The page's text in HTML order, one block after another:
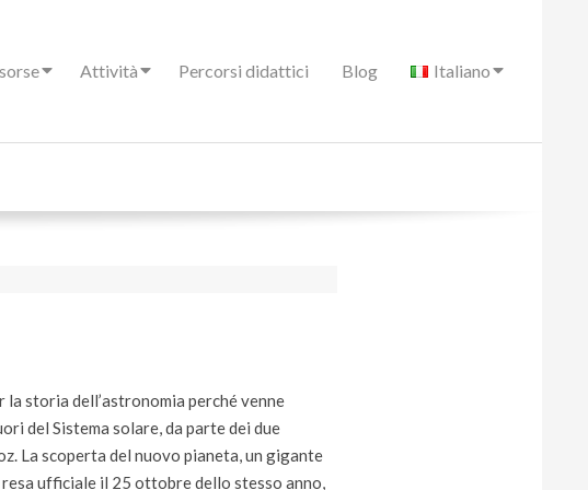
Attività Percorsi didattici Blog Italiano
storia dell’astronomia perché venne
del Sistema solare, da parte dei due
La scoperta del nuovo pianeta, un gigante
ufficiale il 25 ottobre dello stesso anno,